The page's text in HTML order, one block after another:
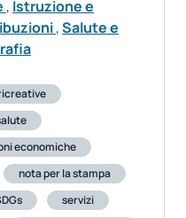
, Istruzione e
,Salute e
economiche
nota per la stampa
servizi